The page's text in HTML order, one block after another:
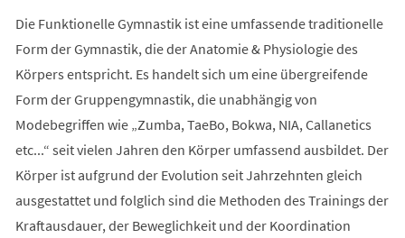
Die Funktionelle Gymnastik ist eine umfassende traditionelle
Form der Gymnastik, die der Anatomie & Physiologie des
Körpers entspricht. Es handelt sich um eine übergreifende
Form der Gruppengymnastik, die unabhängig von
Modebegriffen wie „Zumba, TaeBo, Bokwa, NIA, Callanetics
etc...“ seit vielen Jahren den Körper umfassend ausbildet. Der
Körper ist aufgrund der Evolution seit Jahrzehnten gleich
ausgestattet und folglich sind die Methoden des Trainings der
Kraftausdauer, der Beweglichkeit und der Koordination